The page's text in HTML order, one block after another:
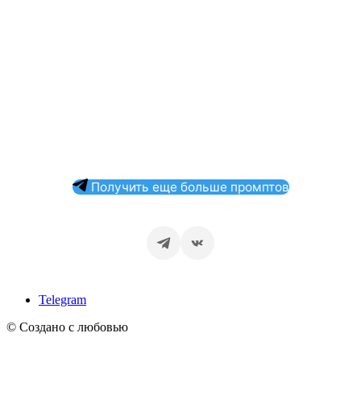
Получить еще больше промптов
Telegram
© Создано с любовью